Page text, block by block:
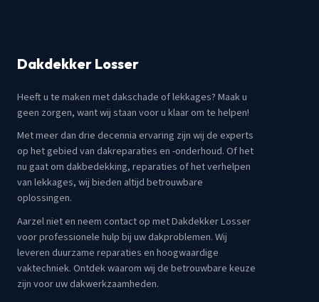
Dakdekker Losser
Heeft u te maken met dakschade of lekkages? Maak u
geen zorgen, want wij staan voor u klaar om te helpen!
Met meer dan drie decennia ervaring zijn wij de experts
op het gebied van dakreparaties en -onderhoud. Of het
nu gaat om dakbedekking, reparaties of het verhelpen
van lekkages, wij bieden altijd betrouwbare
oplossingen.
Aarzel niet en neem contact op met Dakdekker Losser
voor professionele hulp bij uw dakproblemen. Wij
leveren duurzame reparaties en hoogwaardige
vaktechniek. Ontdek waarom wij de betrouwbare keuze
zijn voor uw dakwerkzaamheden.